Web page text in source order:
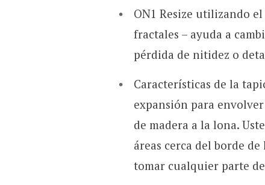
ON1 Resize utilizando
fractales – ayuda a
pérdida de nitidez o
Características de la
expansión para
de madera a la lona.
áreas cerca del borde
tomar cualquier parte